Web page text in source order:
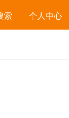
索 个人中心